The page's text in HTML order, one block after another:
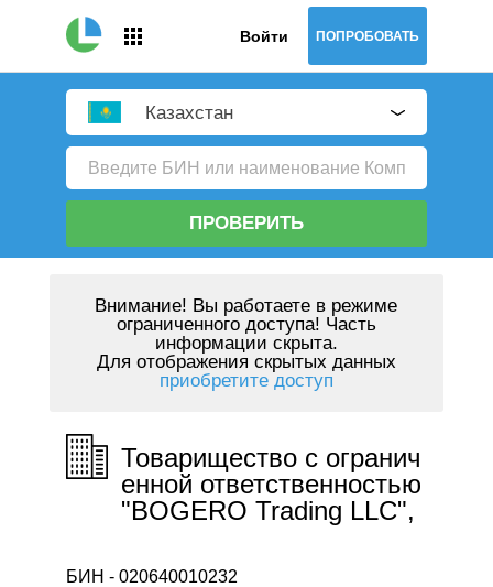
Войти ПОПРОБОВАТЬ
Казахстан
ПРОВЕРИТЬ
Внимание! Вы работаете в режиме
ограниченного доступа! Часть
информации скрыта.
Для отображения скрытых данных
приобретите доступ
Товарищество с огранич
енной ответственностью
"BOGERO Trading LLC",
БИН - 020640010232